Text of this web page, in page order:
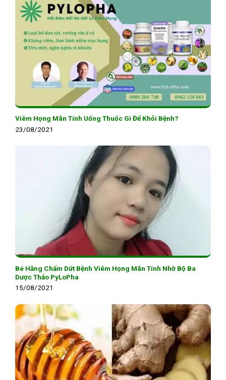
Viêm Họng Mãn Tính Uống Thuốc Gì Để Khỏi Bệnh?
23/08/2021
Bé Hằng Chấm Dứt Bệnh Viêm Họng Mãn Tính Nhờ Bộ Ba
Dược Thảo PyLoPha
15/08/2021